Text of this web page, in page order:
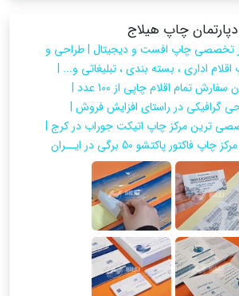
دپارتمان چاپ هیلاج
تخصصی چاپ افست و دیجیتال | طراحی و
اداری ، بسته‌ بندی ، تبلیغاتی و... |
امکان سفارش تمام اقلام چاپی از 100 عدد |
گرافیکی در راستای افزایش فروش |
ترین مرکز چاپ اتیکت جوراب در کرج |
چاپ فاکتور پاکتشو 50 برگی در ایــران